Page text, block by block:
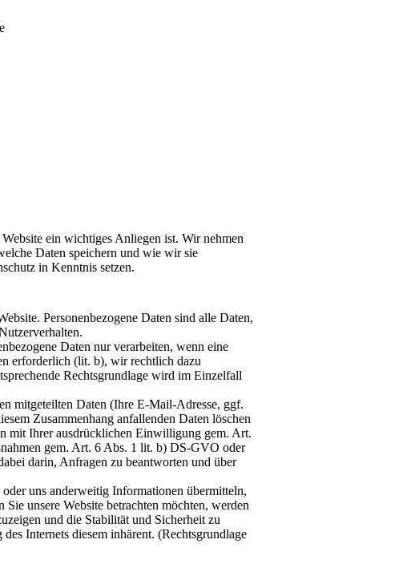
ein wichtiges Anliegen ist. Wir nehmen
Daten speichern und wie wir sie
in Kenntnis setzen.
Personenbezogene Daten sind alle Daten,
Daten nur verarbeiten, wenn eine
erforderlich (lit. b), wir rechtlich dazu
Rechtsgrundlage wird im Einzelfall
mitgeteilten Daten (Ihre E-Mail-Adresse, ggf.
Zusammenhang anfallenden Daten löschen
mit Ihrer ausdrücklichen Einwilligung gem. Art.
gem. Art. 6 Abs. 1 lit. b) DS-GVO oder
darin, Anfragen zu beantworten und über
uns anderweitig Informationen übermitteln,
unsere Website betrachten möchten, werden
und die Stabilität und Sicherheit zu
Internets diesem inhärent. (Rechtsgrundlage